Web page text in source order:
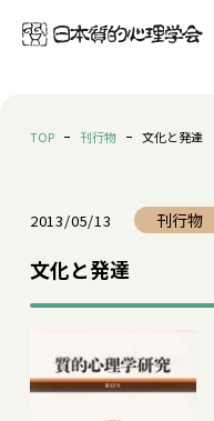
TOP 刊行物 文化と発達
2013/05/13 刊行物
文化と発達